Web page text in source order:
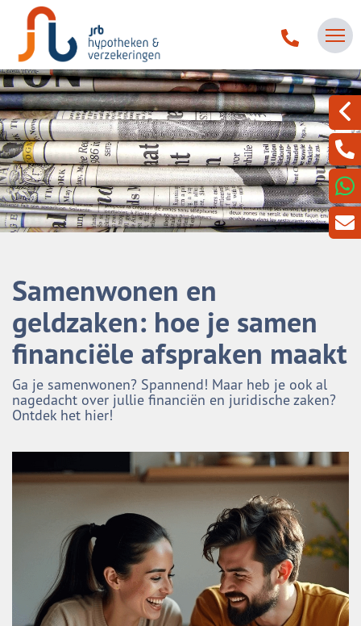
Samenwonen en
geldzaken: hoe je samen
financiële afspraken maakt
Ga je samenwonen? Spannend! Maar heb je ook al
nagedacht over jullie financiën en juridische zaken?
Ontdek het hier!